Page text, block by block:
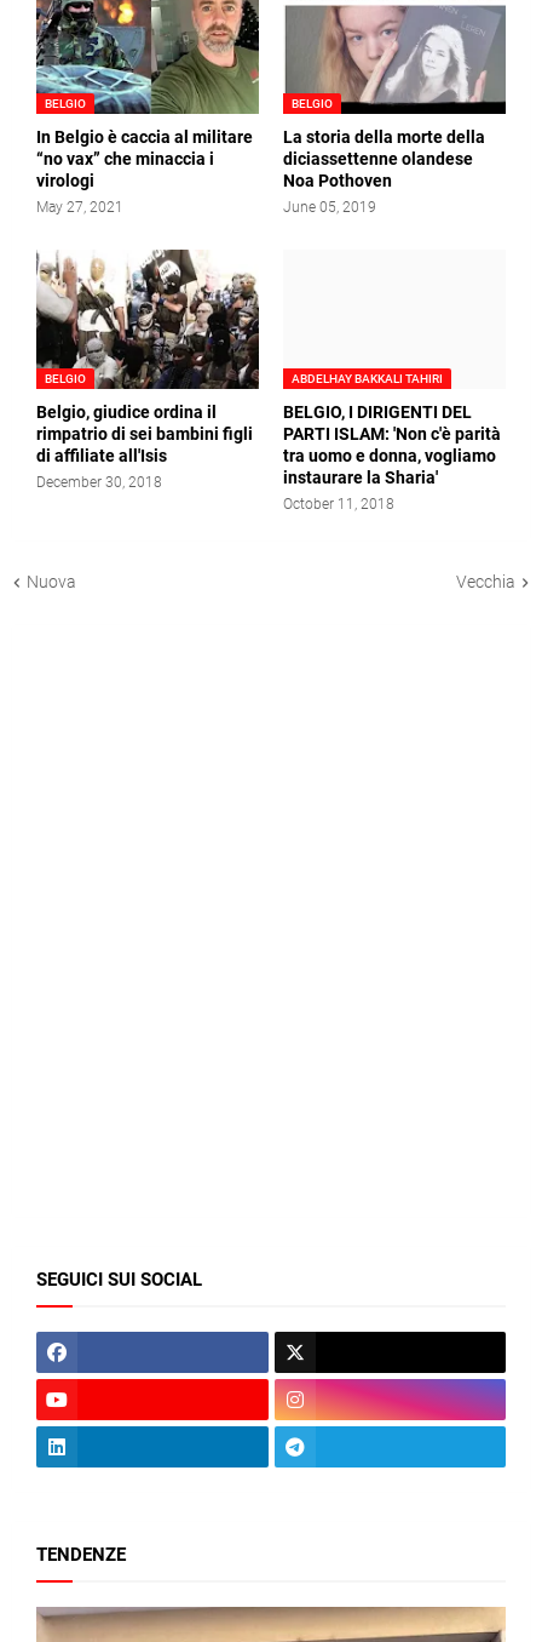
BELGIO
In Belgio è caccia al militare
“no vax” che minaccia i
virologi
May 27, 2021
BELGIO
La storia della morte della
diciassettenne olandese
Noa Pothoven
June 05, 2019
BELGIO
Belgio, giudice ordina il
rimpatrio di sei bambini figli
di affiliate all'Isis
December 30, 2018
ABDELHAY BAKKALI TAHIRI
BELGIO, I DIRIGENTI DEL
PARTI ISLAM: 'Non c'è parità
tra uomo e donna, vogliamo
instaurare la Sharia'
October 11, 2018
Nuova Vecchia
SEGUICI SUI SOCIAL
TENDENZE